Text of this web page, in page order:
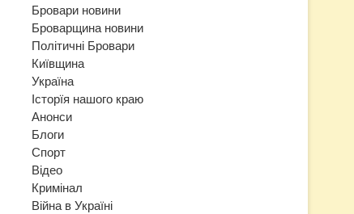
Бровари новини
Броварщина новини
Політичні Бровари
Київщина
Україна
Історїя нашого краю
Анонси
Блоги
Спорт
Відео
Кримінал
Війна в Україні